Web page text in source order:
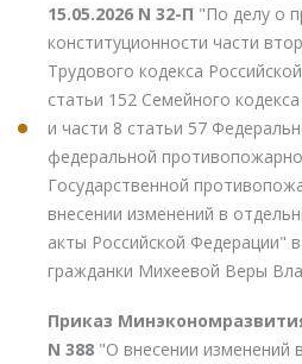
15.05.2026 N 32-П "По делу о
конституционности части
Трудового кодекса
статьи 152 Семейного
и части 8 статьи 57
федеральной
Государственной
внесении изменений в
акты Российской Федерации"
гражданки Михеевой Веры
Приказ
N 388 "О внесении изменений